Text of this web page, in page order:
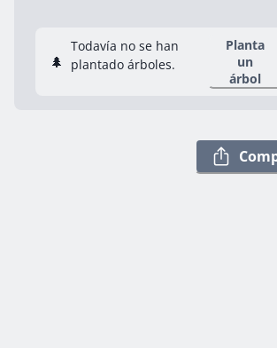
🌲
Todavía no se han
plantado árboles.
Planta
un
árbol